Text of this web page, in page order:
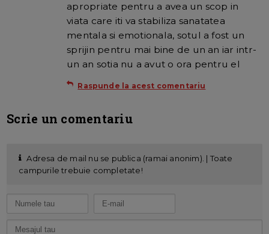
apropriate pentru a avea un scop in
viata care iti va stabiliza sanatatea
mentala si emotionala, sotul a fost un
sprijin pentru mai bine de un an iar intr-
un an sotia nu a avut o ora pentru el
Raspunde la acest comentariu
Scrie un comentariu
Adresa de mail nu se publica (ramai anonim). | Toate
campurile trebuie completate!